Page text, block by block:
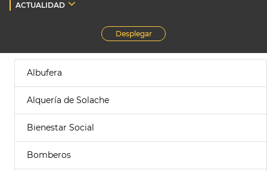
ACTUALIDAD
Desplegar
Albufera
Alquería de Solache
Bienestar Social
Bomberos